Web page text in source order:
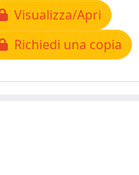
Visualizza/Apri
Richiedi una copia